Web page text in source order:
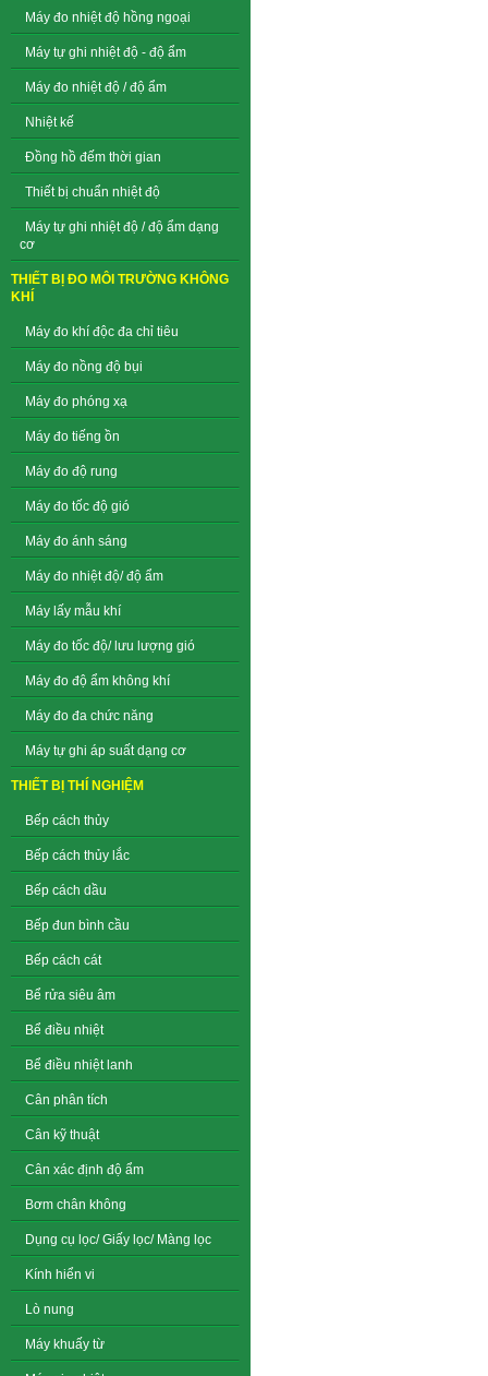
Máy đo nhiệt độ hồng ngoại
Máy tự ghi nhiệt độ - độ ẩm
Máy đo nhiệt độ / độ ẩm
Nhiệt kế
Đồng hồ đếm thời gian
Thiết bị chuẩn nhiệt độ
Máy tự ghi nhiệt độ / độ ẩm dạng
cơ
THIẾT BỊ ĐO MÔI TRƯỜNG KHÔNG
KHÍ
Máy đo khí độc đa chỉ tiêu
Máy đo nồng độ bụi
Máy đo phóng xạ
Máy đo tiếng ồn
Máy đo độ rung
Máy đo tốc độ gió
Máy đo ánh sáng
Máy đo nhiệt độ/ độ ẩm
Máy lấy mẫu khí
Máy đo tốc độ/ lưu lượng gió
Máy đo độ ẩm không khí
Máy đo đa chức năng
Máy tự ghi áp suất dạng cơ
THIẾT BỊ THÍ NGHIỆM
Bếp cách thủy
Bếp cách thủy lắc
Bếp cách dầu
Bếp đun bình cầu
Bếp cách cát
Bể rửa siêu âm
Bể điều nhiệt
Bể điều nhiệt lanh
Cân phân tích
Cân kỹ thuật
Cân xác định độ ẩm
Bơm chân không
Dụng cụ lọc/ Giấy lọc/ Màng lọc
Kính hiển vi
Lò nung
Máy khuấy từ